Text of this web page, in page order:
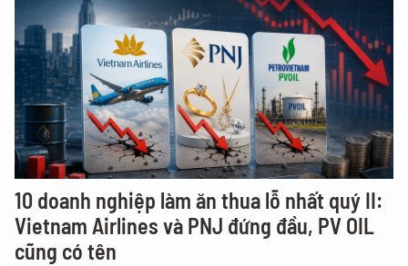
10 doanh nghiệp làm ăn thua lỗ nhất quý II:
Vietnam Airlines và PNJ đứng đầu, PV OIL
cũng có tên